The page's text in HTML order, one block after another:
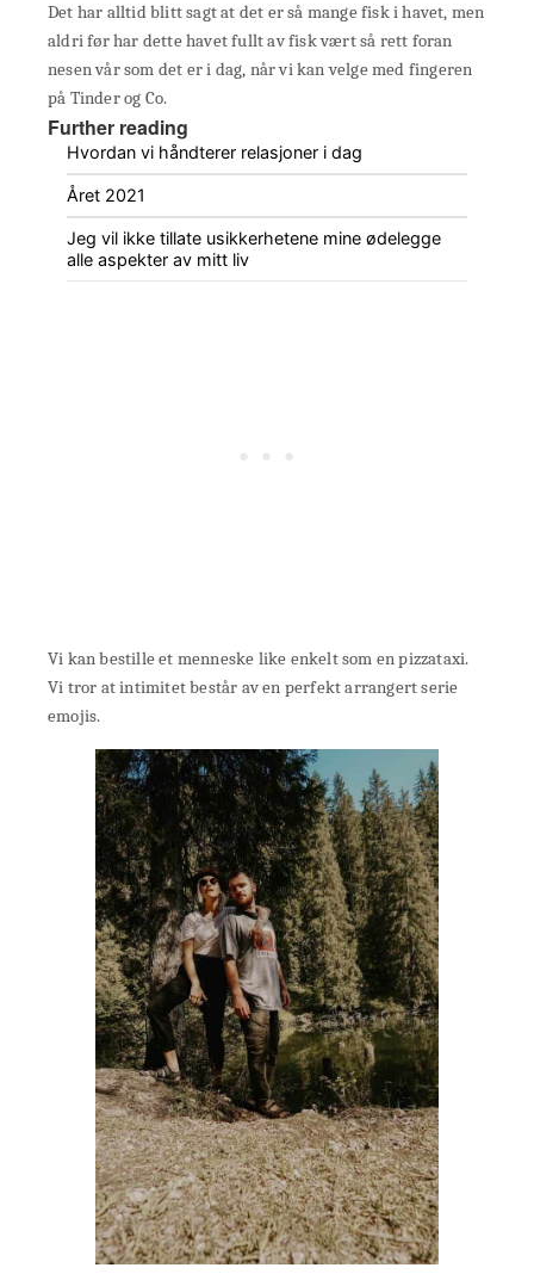
Det har alltid blitt sagt at det er så mange fisk i havet, men
aldri før har dette havet fullt av fisk vært så rett foran
nesen vår som det er i dag, når vi kan velge med fingeren
på Tinder og Co.
Further reading
Hvordan vi håndterer relasjoner i dag
Året 2021
Jeg vil ikke tillate usikkerhetene mine ødelegge
alle aspekter av mitt liv
Vi kan bestille et menneske like enkelt som en pizzataxi.
Vi tror at intimitet består av en perfekt arrangert serie
emojis.